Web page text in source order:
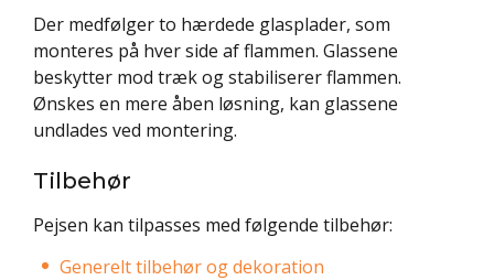
Der medfølger to hærdede glasplader, som
monteres på hver side af flammen. Glassene
beskytter mod træk og stabiliserer flammen.
Ønskes en mere åben løsning, kan glassene
undlades ved montering.
Tilbehør
Pejsen kan tilpasses med følgende tilbehør:
Generelt tilbehør og dekoration